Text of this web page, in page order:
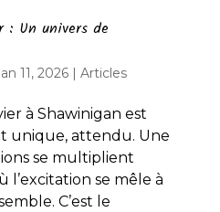
: Un univers de
11, 2026| Articles
à Shawinigan est
unique, attendu. Une
se multiplient
l’excitation se mêle à
C’est le